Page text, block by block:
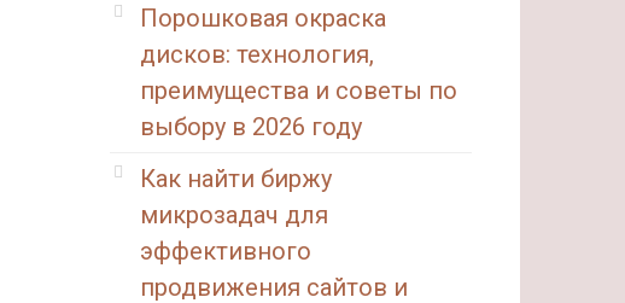
Порошковая окраска
дисков: технология,
преимущества и советы по
выбору в 2026 году
Как найти биржу
микрозадач для
эффективного
продвижения сайтов и